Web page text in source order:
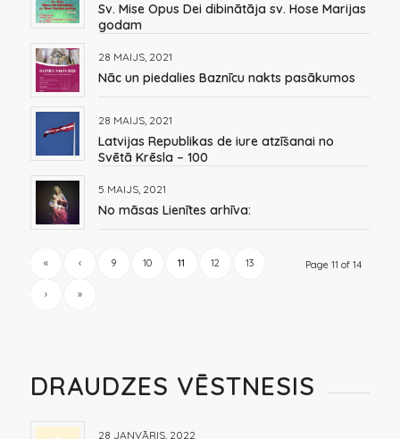
Sv. Mise Opus Dei dibinātāja sv. Hose Marijas
godam
28 MAIJS, 2021
Nāc un piedalies Baznīcu nakts pasākumos
28 MAIJS, 2021
Latvijas Republikas de iure atzīšanai no
Svētā Krēsla – 100
5 MAIJS, 2021
No māsas Lienītes arhīva:
Page 11 of 14
« ‹ 9 10 11 12 13
› »
DRAUDZES VĒSTNESIS
28 JANVĀRIS, 2022